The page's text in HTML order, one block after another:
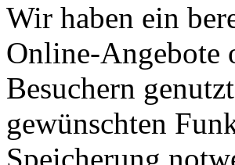
Wir haben ein
Online-Angebote
Besuchern
gewünschten